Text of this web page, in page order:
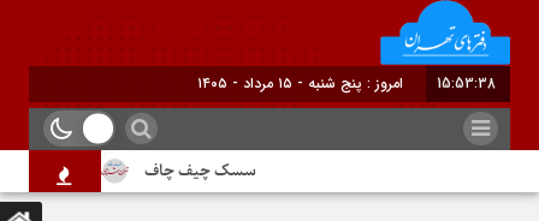
15:53:39 ب
سسک چیف چاف دم جنبانک ابلق